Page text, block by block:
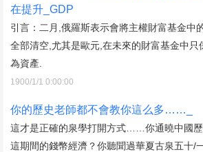
在提升_GDP
引言：二月,俄羅斯表示會將主權財富基金中
全部清空,尤其是歐元,在未來的財富基金中只
為資產.
1900/1/1 0:00:00
你的歷史老師都不會教你這么多……_
這才是正確的泉學打開方式……你通曉中國
這期間的錢幣經濟？你聽聞過華夏古泉五十/